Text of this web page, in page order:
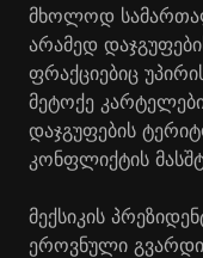
მხოლოდ
არამედ
ფრაქციებიც
მეტოქე
დაჯგუფების
კონფლიქტის
მექსიკის
ეროვნული